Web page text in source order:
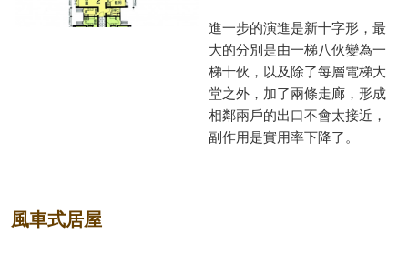
進一步的演進是新十字形，最
大的分別是由一梯八伙變為一
梯十伙，以及除了每層電梯大
堂之外，加了兩條走廊，形成
相鄰兩戶的出口不會太接近，
副作用是實用率下降了。
風車式居屋